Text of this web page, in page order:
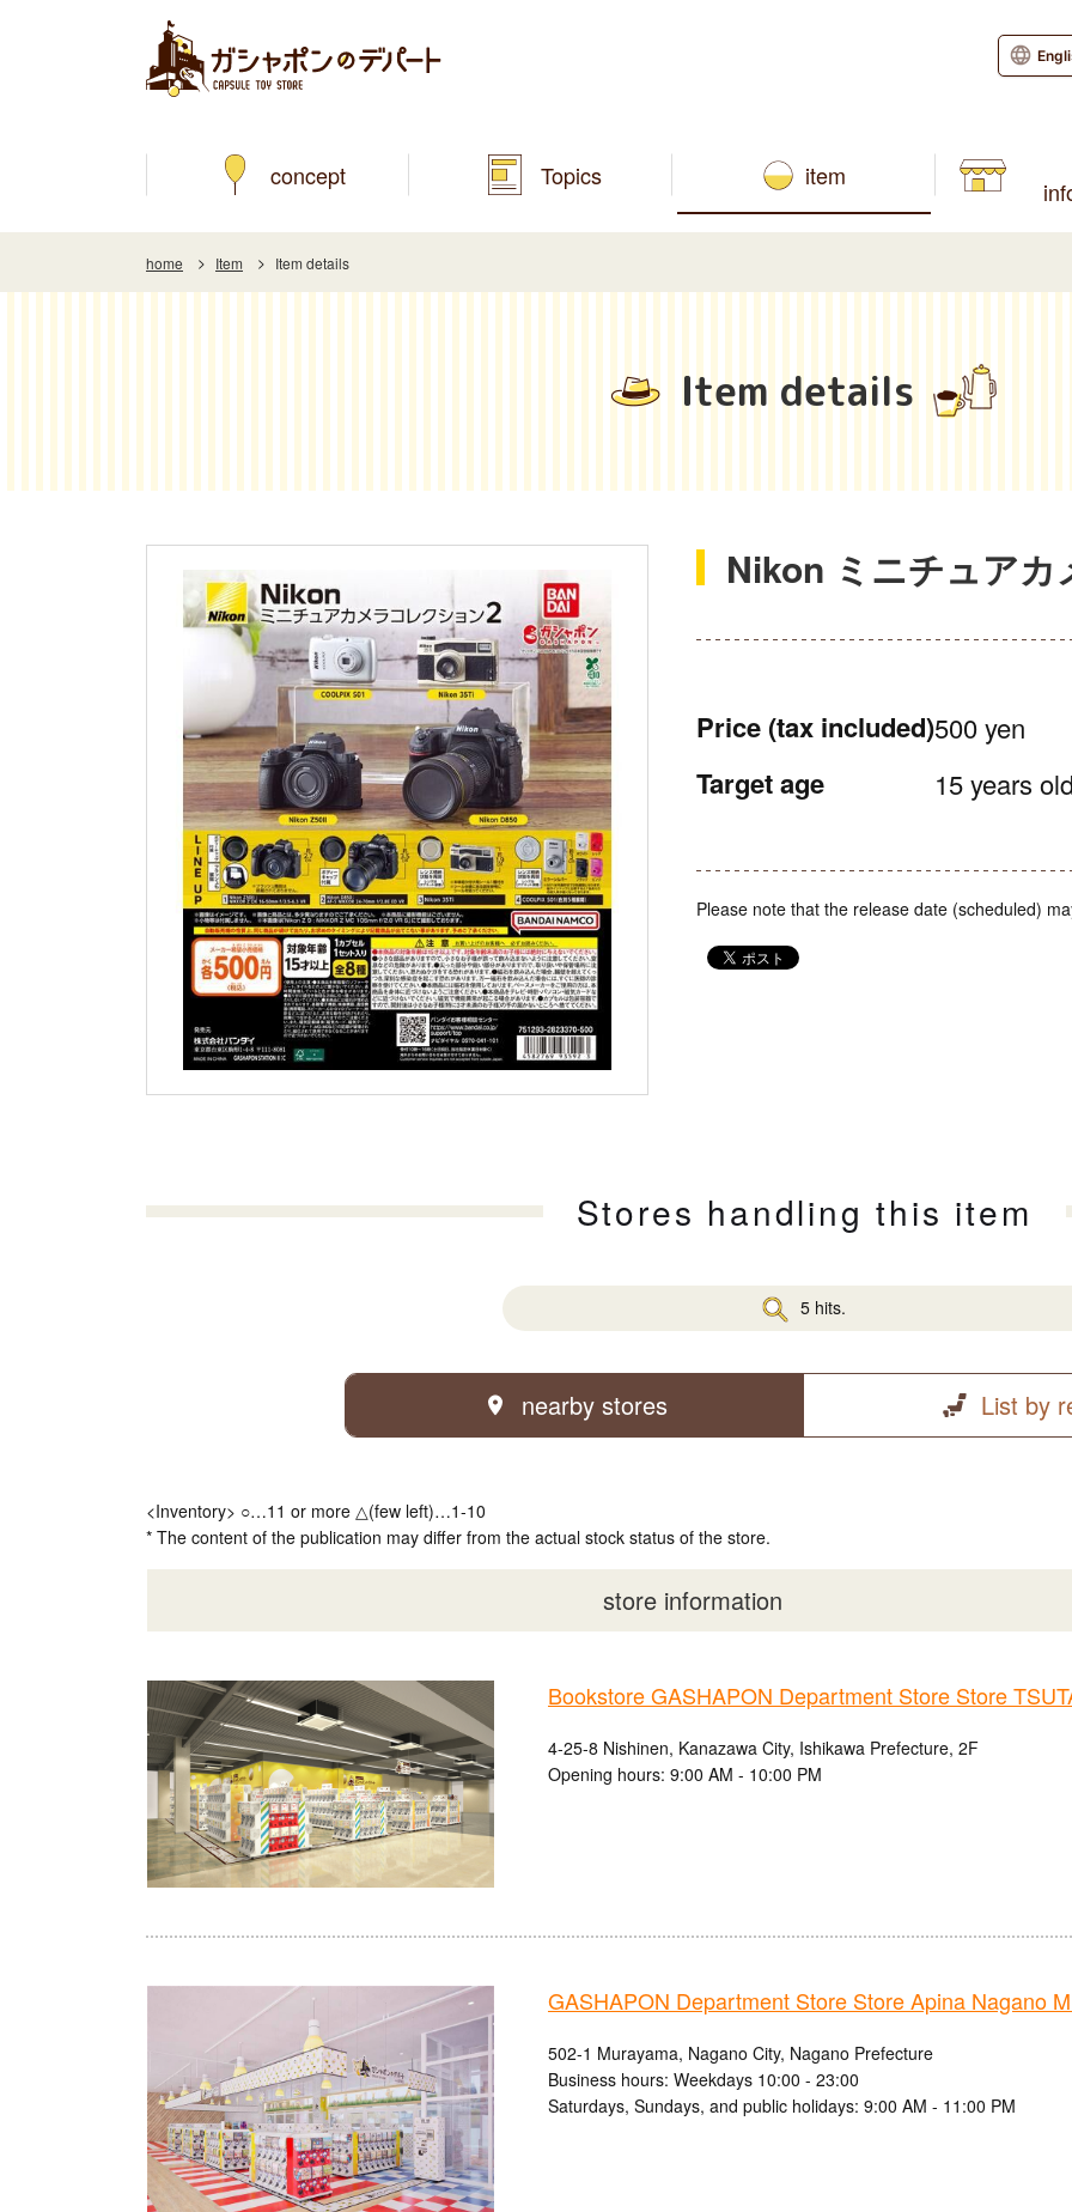
concept Topics item
home Item Item details
Item details
Nikon ミニチュア
Price (tax included)500 yen
Target age 15 years
Please note that the release date (scheduled)
Stores handling this item
5 hits.
nearby stores List by
<Inventory> ○…11 or more △(few left)…1-10
* The content of the publication may differ from the actual stock status of the store.
store information
Bookstore GASHAPON Department Store Store
4-25-8 Nishinen, Kanazawa City, Ishikawa Prefecture, 2F
Opening hours: 9:00 AM - 10:00 PM
GASHAPON Department Store Store Apina Nagano
502-1 Murayama, Nagano City, Nagano Prefecture
Business hours: Weekdays 10:00 - 23:00
Saturdays, Sundays, and public holidays: 9:00 AM - 11:00 PM